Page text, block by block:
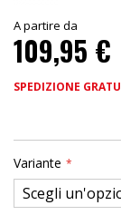
A partire da
109,95 €
SPEDIZIONE
Variante